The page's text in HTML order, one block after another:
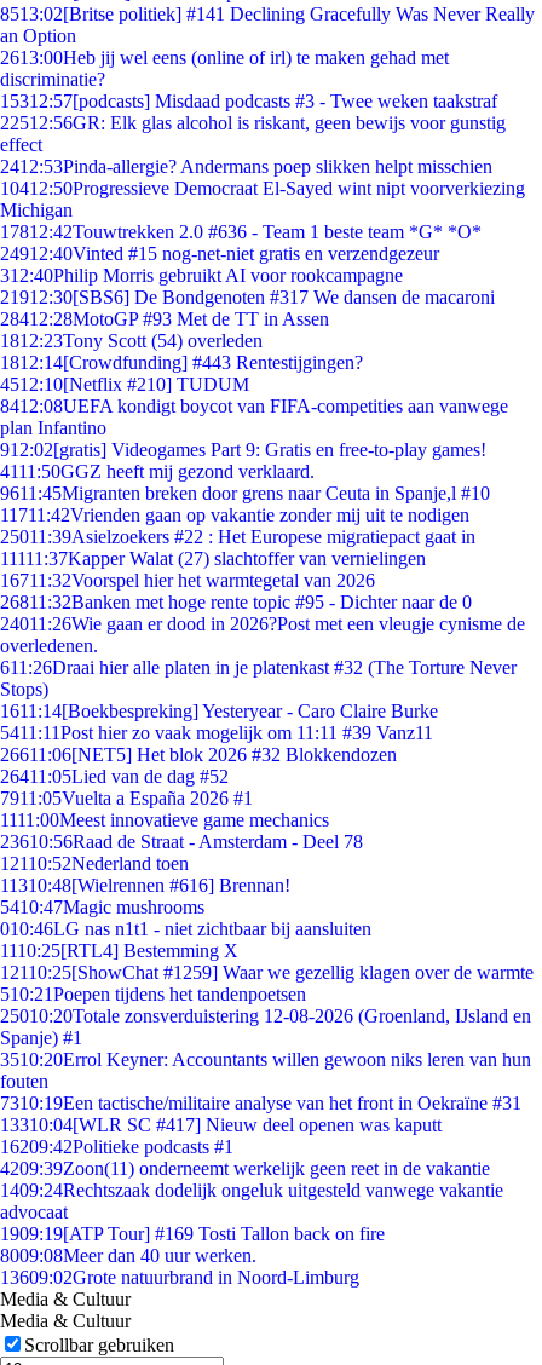
8513:02[Britse politiek] #141 Declining Gracefully Was Never Really
an Option
2613:00Heb jij wel eens (online of irl) te maken gehad met
discriminatie?
15312:57[podcasts] Misdaad podcasts #3 - Twee weken taakstraf
22512:56GR: Elk glas alcohol is riskant, geen bewijs voor gunstig
effect
2412:53Pinda-allergie? Andermans poep slikken helpt misschien
10412:50Progressieve Democraat El-Sayed wint nipt voorverkiezing
Michigan
17812:42Touwtrekken 2.0 #636 - Team 1 beste team *G* *O*
24912:40Vinted #15 nog-net-niet gratis en verzendgezeur
312:40Philip Morris gebruikt AI voor rookcampagne
21912:30[SBS6] De Bondgenoten #317 We dansen de macaroni
28412:28MotoGP #93 Met de TT in Assen
1812:23Tony Scott (54) overleden
1812:14[Crowdfunding] #443 Rentestijgingen?
4512:10[Netflix #210] TUDUM
8412:08UEFA kondigt boycot van FIFA-competities aan vanwege
plan Infantino
912:02[gratis] Videogames Part 9: Gratis en free-to-play games!
4111:50GGZ heeft mij gezond verklaard.
9611:45Migranten breken door grens naar Ceuta in Spanje,l #10
11711:42Vrienden gaan op vakantie zonder mij uit te nodigen
25011:39Asielzoekers #22 : Het Europese migratiepact gaat in
11111:37Kapper Walat (27) slachtoffer van vernielingen
16711:32Voorspel hier het warmtegetal van 2026
26811:32Banken met hoge rente topic #95 - Dichter naar de 0
24011:26Wie gaan er dood in 2026?Post met een vleugje cynisme de
overledenen.
611:26Draai hier alle platen in je platenkast #32 (The Torture Never
Stops)
1611:14[Boekbespreking] Yesteryear - Caro Claire Burke
5411:11Post hier zo vaak mogelijk om 11:11 #39 Vanz11
26611:06[NET5] Het blok 2026 #32 Blokkendozen
26411:05Lied van de dag #52
7911:05Vuelta a España 2026 #1
1111:00Meest innovatieve game mechanics
23610:56Raad de Straat - Amsterdam - Deel 78
12110:52Nederland toen
11310:48[Wielrennen #616] Brennan!
5410:47Magic mushrooms
010:46LG nas n1t1 - niet zichtbaar bij aansluiten
1110:25[RTL4] Bestemming X
12110:25[ShowChat #1259] Waar we gezellig klagen over de warmte
510:21Poepen tijdens het tandenpoetsen
25010:20Totale zonsverduistering 12-08-2026 (Groenland, IJsland en
Spanje) #1
3510:20Errol Keyner: Accountants willen gewoon niks leren van hun
fouten
7310:19Een tactische/militaire analyse van het front in Oekraïne #31
13310:04[WLR SC #417] Nieuw deel openen was kaputt
16209:42Politieke podcasts #1
4209:39Zoon(11) onderneemt werkelijk geen reet in de vakantie
1409:24Rechtszaak dodelijk ongeluk uitgesteld vanwege vakantie
advocaat
1909:19[ATP Tour] #169 Tosti Tallon back on fire
8009:08Meer dan 40 uur werken.
13609:02Grote natuurbrand in Noord-Limburg
Media & Cultuur
Media & Cultuur
Scrollbar gebruiken